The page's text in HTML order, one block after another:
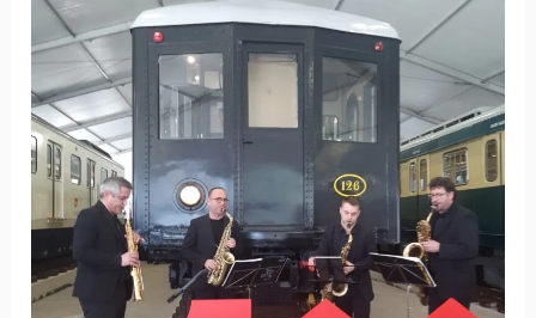
l’exposició
de
trens
històrics
del
aniversari
del
Metro